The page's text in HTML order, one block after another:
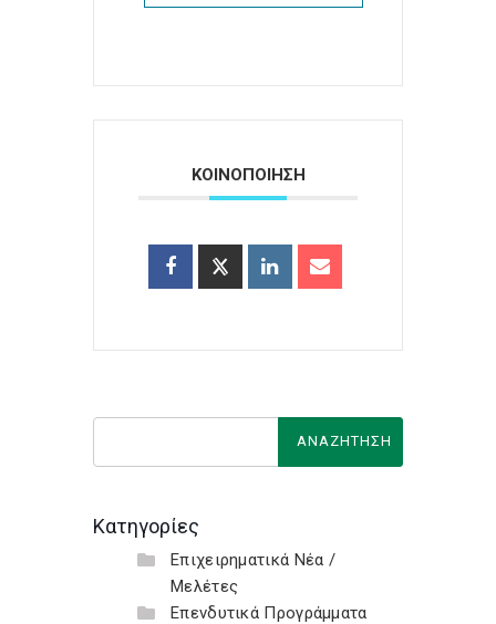
ΚΟΙΝΟΠΟΙΗΣΗ
Κατηγορίες
Επιχειρηματικά Νέα /
Μελέτες
Επενδυτικά Προγράμματα